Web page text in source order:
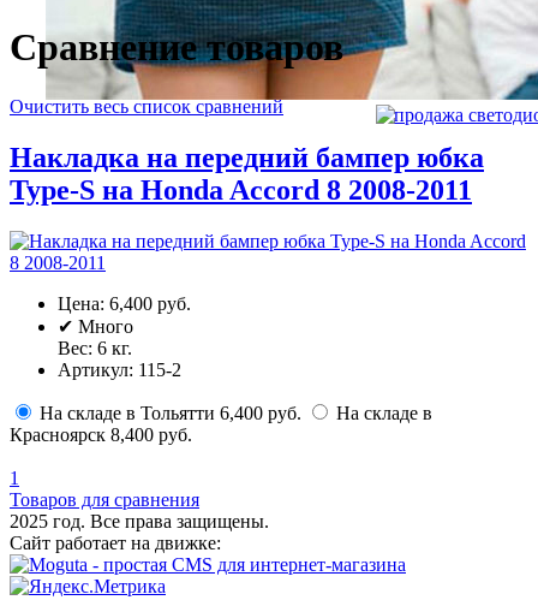
Сравнение товаров
Очистить весь список сравнений
Накладка на передний бампер юбка
Type-S на Honda Accord 8 2008-2011
Цена: 6,400 руб.
✔ Много
Вес: 6 кг.
Артикул: 115-2
На складе в Тольятти 6,400 руб.
На складе в
Красноярск 8,400 руб.
1
Товаров для сравнения
2025 год. Все права защищены.
Сайт работает на движке: